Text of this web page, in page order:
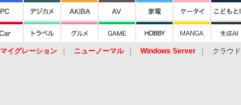
マイグレーション ニューノーマル Windows Server クラウド